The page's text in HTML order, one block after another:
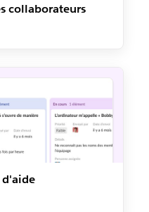
collaborateurs
d'aide